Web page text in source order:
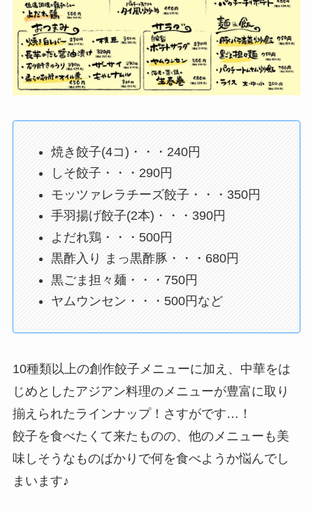
焼き餃子(4コ)・・・240円
しそ餃子・・・290円
モッツァレラチーズ餃子・・・350円
手羽揚げ餃子(2本)・・・390円
よだれ鶏・・・500円
黒酢入り まっ黒酢豚・・・680円
黒ごま担々麺・・・750円
ヤムウンセン・・・500円など
10種類以上の創作餃子メニューに加え、中華をは
じめとしたアジアン料理のメニューが豊富に取り
揃えられたラインナップ！さすがです…！
餃子を食べたくて来たものの、他のメニューも美
味しそうなものばかりで何を食べようか悩んでし
まいます♪